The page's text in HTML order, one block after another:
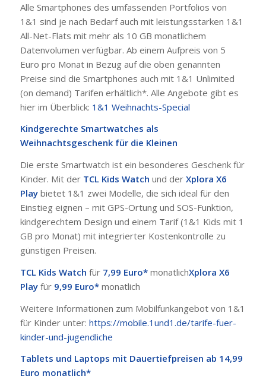
Alle Smartphones des umfassenden Portfolios von
1&1 sind je nach Bedarf auch mit leistungsstarken 1&1
All-Net-Flats mit mehr als 10 GB monatlichem
Datenvolumen verfügbar. Ab einem Aufpreis von 5
Euro pro Monat in Bezug auf die oben genannten
Preise sind die Smartphones auch mit 1&1 Unlimited
(on demand) Tarifen erhältlich*. Alle Angebote gibt es
hier im Überblick: 1&1 Weihnachts-Special
Kindgerechte Smartwatches als
Weihnachtsgeschenk für die Kleinen
Die erste Smartwatch ist ein besonderes Geschenk für
Kinder. Mit der TCL Kids Watch und der Xplora X6
Playbietet 1&1 zwei Modelle, die sich ideal für den
Einstieg eignen – mit GPS-Ortung und SOS-Funktion,
kindgerechtem Design und einem Tarif (1&1 Kids mit 1
GB pro Monat) mit integrierter Kostenkontrolle zu
günstigen Preisen.
TCL Kids Watch für 7,99 Euro* monatlichXplora X6
Play für 9,99 Euro* monatlich
Weitere Informationen zum Mobilfunkangebot von 1&1
für Kinder unter: https://mobile.1und1.de/tarife-fuer-
kinder-und-jugendliche
Tablets und Laptops mit Dauertiefpreisen ab 14,99
Euro monatlich*